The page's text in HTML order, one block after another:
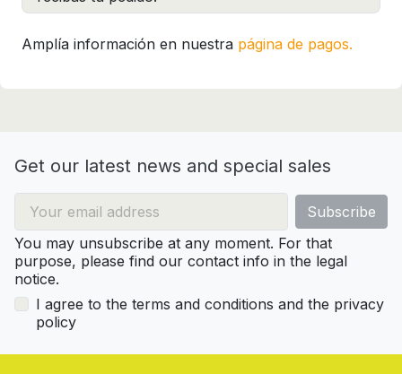
Amplía información en nuestra página de pagos.
Get our latest news and special sales
You may unsubscribe at any moment. For that
purpose, please find our contact info in the legal
notice.
I agree to the terms and conditions and the privacy
policy